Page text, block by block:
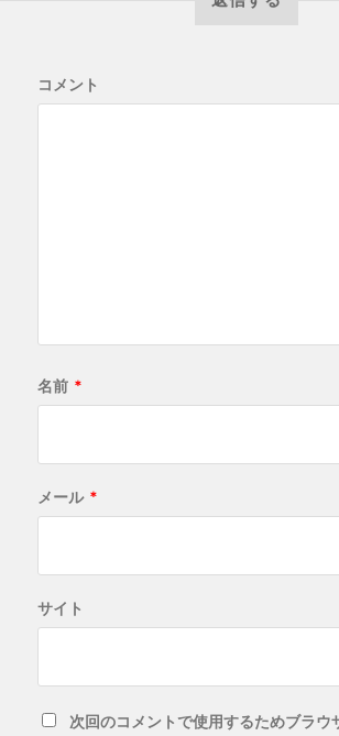
コメント
名前 *
メール *
サイト
次回のコメントで使用するためブラウ